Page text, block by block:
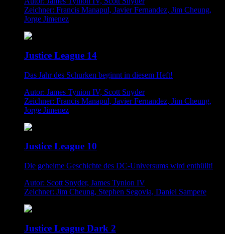
Zeichner: Francis Manapul, Javier Fernandez, Jim Cheung,
Jorge Jimenez
Justice League 14
Das Jahr des Schurken beginnt in diesem Heft!
Autor: James Tynion IV, Scott Snyder
Zeichner: Francis Manapul, Javier Fernandez, Jim Cheung,
Jorge Jimenez
Justice League 10
Die geheime Geschichte des DC-Universums wird enthüllt!
Autor: Scott Snyder, James Tynion IV
Zeichner: Jim Cheung, Stephen Segovia, Daniel Sampere
Justice League Dark 2